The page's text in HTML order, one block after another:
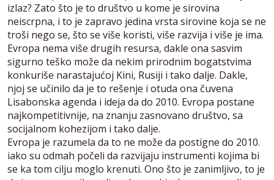
izlaz? Zato što je to društvo u kome je sirovina
neiscrpna, i to je zapravo jedina vrsta sirovine koja se ne
troši nego se, što se više koristi, više razvija i više je ima.
Evropa nema više drugih resursa, dakle ona sasvim
sigurno teško može da nekim prirodnim bogatstvima
konkuriše narastajućoj Kini, Rusiji i tako dalje. Dakle,
njoj se učinilo da je to rešenje i otuda ona čuvena
Lisabonska agenda i ideja da do 2010. Evropa postane
najkompetitivnije, na znanju zasnovano društvo, sa
socijalnom kohezijom i tako dalje.
Evropa je razumela da to ne može da postigne do 2010.
iako su odmah počeli da razvijaju instrumenti kojima bi
se ka tom cilju moglo krenuti. Ono što je zanimljivo, to je